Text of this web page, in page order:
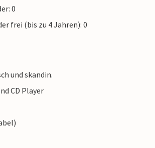
0
frei (bis zu 4 Jahren): 0
und skandin.
CD Player